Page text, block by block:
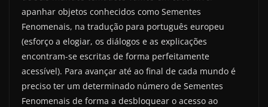
apanhar objetos conhecidos como Sementes
Fenomenais, na tradução para português europeu
(esforço a elogiar, os diálogos e as explicações
encontram-se escritas de forma perfeitamente
acessível). Para avançar até ao final de cada mundo é
preciso ter um determinado número de Sementes
Fenomenais de forma a desbloquear o acesso ao